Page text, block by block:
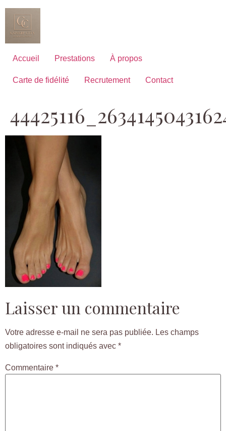
Aller
contenu
Accueil Prestations À propos
Carte de fidélité Recrutement Contact
Laisser un commentaire
Votre adresse e-mail ne sera pas publiée. Les champs
obligatoires sont indiqués avec *
Commentaire *